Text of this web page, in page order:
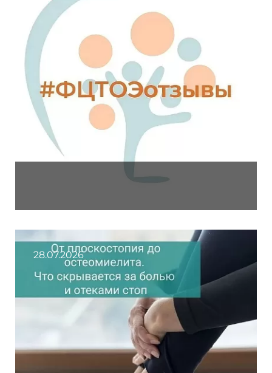
28.07.2026